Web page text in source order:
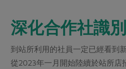
素食專區
樂齡友善
高麗菜海鮮煎餅
地區活動
社務會議 地區
活動報下載
深化合作社識別
到站所利用的社員一定已經看到
從2023年一月開始陸續於站所店